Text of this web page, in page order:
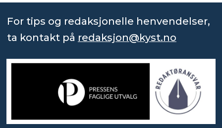
For tips og redaksjonelle henvendelser,
ta kontakt på redaksjon@kyst.no